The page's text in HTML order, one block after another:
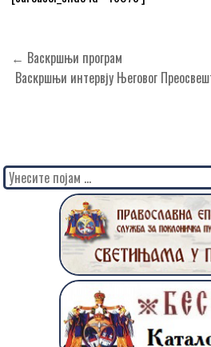
Кретање
чланка
← Васкршњи програм
Васкршњи интервју Његовог
Search
for: